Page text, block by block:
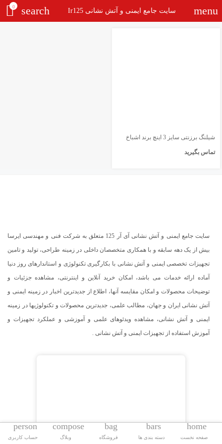
menu سایت جامع ایمنی و آتش نشانی Ir125 search
0
home
صفحه نخست
bars
دسته بندی ها
bag
فروشگاه
compose
وبلاگ
person
حساب کاربری
شیلنگ برزنتی سایز 3 اینچ برند اشباخ
تماس بگیرید
سایت جامع ایمنی و آتش نشانی آی آر 125 متعلق به شرکت فنی و مهندسی ایرسا
بیش از یک دهه سابقه و با همکاری متخصصان داخلی در زمینه طراحی، تولید و تامین
تجهیزات تخصصی ایمنی و آتش نشانی با بکارگیری تکنولوژی و استاندارهای روز دنیا
آماده ارائه خدمات می باشد، امکان خرید آنلاین و اینترنتی، مشاهده جزئیات و
توضیحات محصولات و امکان مقایسه آنها، اطلاع از جدیدترین اخبار در زمینه ایمنی و
آتش نشانی ایران و جهان، مطالب علمی، جدیدترین محصولات و تکنولوژیها در زمینه
ایمنی و آتش نشانی، مشاهده ویدئوهای علمی و آموزشی و عملکرد تجهیزات و
آموزش استفاده از تجهیزات ایمنی و آتش نشانی .